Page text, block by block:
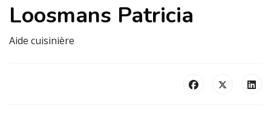
Loosmans Patricia
Aide cuisinière